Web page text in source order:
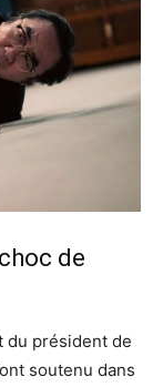
de
du président de
soutenu dans